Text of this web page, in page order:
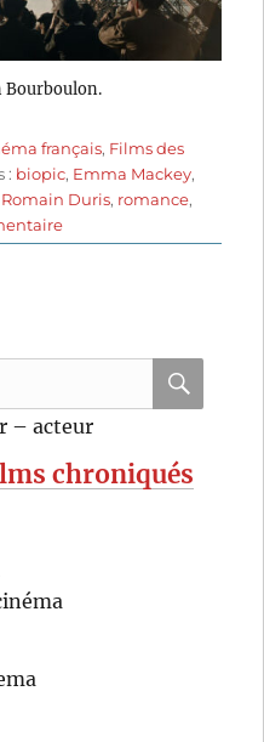
français, Films des
: biopic, Emma Mackey,
Romain Duris, romance,
sur
Eiffel
– acteur
chroniqués